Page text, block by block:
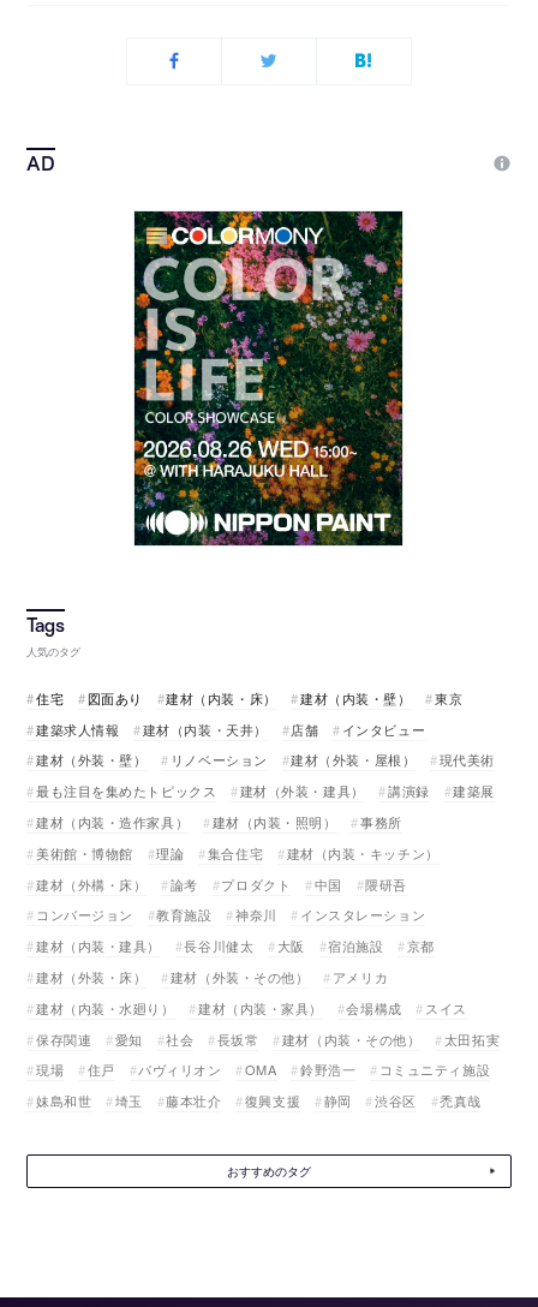
人気のタグ
住宅 図面あり 建材（内装・床） 建材（内装・壁）
東京
建築求人情報
建材（内装・天井） 店舗
インタビュー
建材（外装・壁）
リノベーション 建材（外装・屋根）
現代美術
最も注目を集めたトピックス
建材（外装・建具） 講演録
建築展
建材（内装・造作家具）
建材（内装・照明）
事務所
美術館・博物館
理論 集合住宅
建材（内装・キッチン）
建材（外構・床）
論考 プロダクト 中国
隈研吾
コンバージョン
教育施設 神奈川
インスタレーション
建材（内装・建具）
長谷川健太 大阪 宿泊施設
京都
建材（外装・床）
建材（外装・その他）
アメリカ
建材（内装・水廻り）
建材（内装・家具） 会場構成
スイス
保存関連
愛知 社会 長坂常 建材（内装・その他）
太田拓実
現場
住戸 パヴィリオン OMA 鈴野浩一
コミュニティ施設
妹島和世
埼玉 藤本壮介 復興支援 静岡 渋谷区 禿真哉
おすすめのタグ